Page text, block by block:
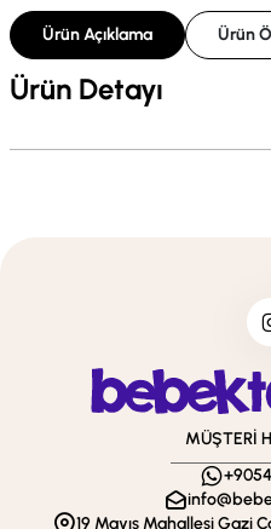
Ürün Açıklama Ürün
Ürün Detayı
MÜŞTERİ
19 Mayıs Mahallesi Gazi